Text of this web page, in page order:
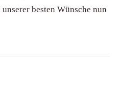
besten Wünsche nun